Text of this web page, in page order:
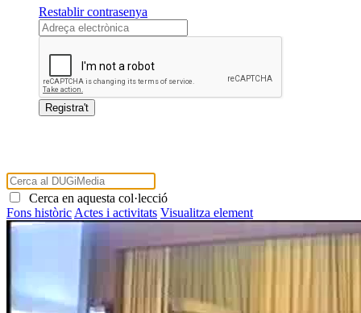
Restablir contrasenya
Cerca en aquesta col·lecció
Fons històric Actes i activitats Visualitza element